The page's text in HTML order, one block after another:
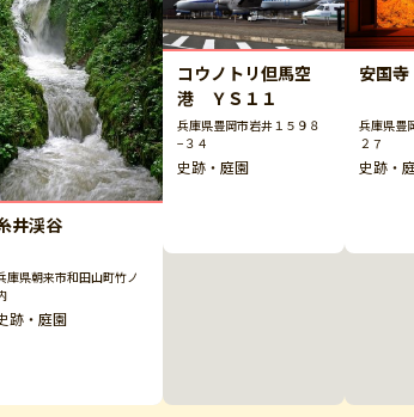
井渓谷
庫県朝来市和田山町竹ノ
跡・庭園
コウノトリ但馬空
港 ＹＳ１１
兵庫県豊岡市岩井１５９８
−３４
史跡・庭園
安国寺
兵庫県豊
２７
史跡・